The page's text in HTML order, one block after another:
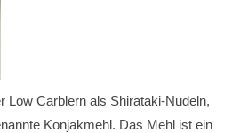
Low Carblern als Shirataki-Nudeln,
Konjakmehl. Das Mehl ist ein